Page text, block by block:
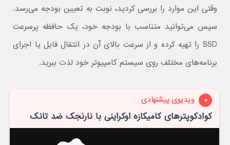
وقتی این موارد را بررسی کردید، نوبت به تعیین بودجه می‌رسد.
سپس می‌توانید متناسب با بودجه خود، یک حافظه پرسرعت
SSD را تهیه کرده و از سرعت بالای آن در انتقال فایل یا اجرای
برنامه‌های مختلف روی سیستم کامپیوتر خود لذت ببرید.
ویدیوی پیشنهادی
کوادکوپترهای کامیکازه اوکراینی با نارنجک ضد تانک